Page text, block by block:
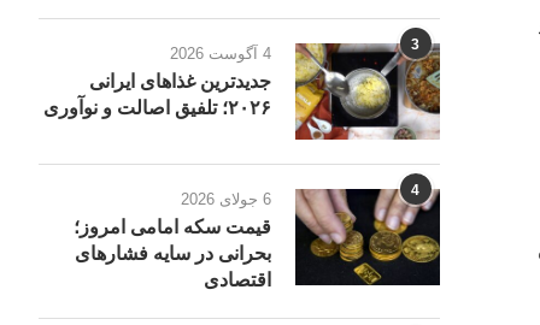
3 4 آگوست 2026
جدیدترین غذاهای ایرانی
۲۰۲۶؛ تلفیق اصالت و نوآوری
4 6 جولای 2026
قیمت سکه امامی امروز؛
بحرانى در سایه فشارهای
اقتصادی